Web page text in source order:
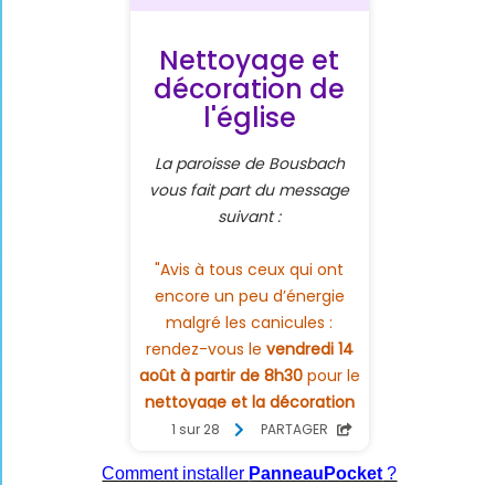
Comment installer PanneauPocket ?